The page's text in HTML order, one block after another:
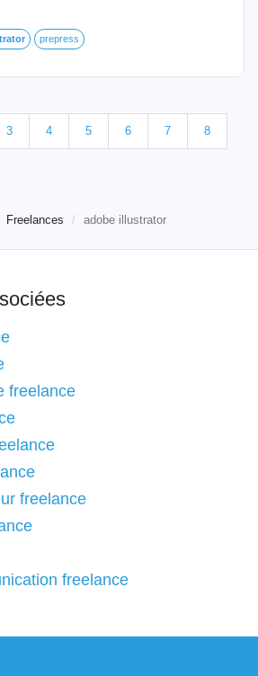
prepress
3 4 5 6 7 8
Freelances adobe illustrator
freelance
freelance
freelance